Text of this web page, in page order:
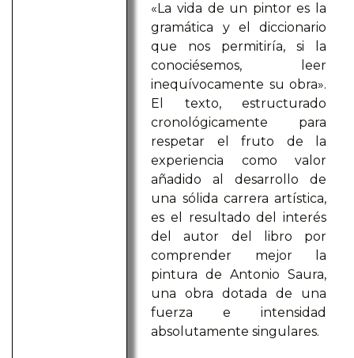
«La vida de un pintor es la
gramática y el diccionario
que nos permitiría, si la
conociésemos, leer
inequívocamente su obra».
El texto, estructurado
cronológicamente para
respetar el fruto de la
experiencia como valor
añadido al desarrollo de
una sólida carrera artística,
es el resultado del interés
del autor del libro por
comprender mejor la
pintura de Antonio Saura,
una obra dotada de una
fuerza e intensidad
absolutamente singulares.